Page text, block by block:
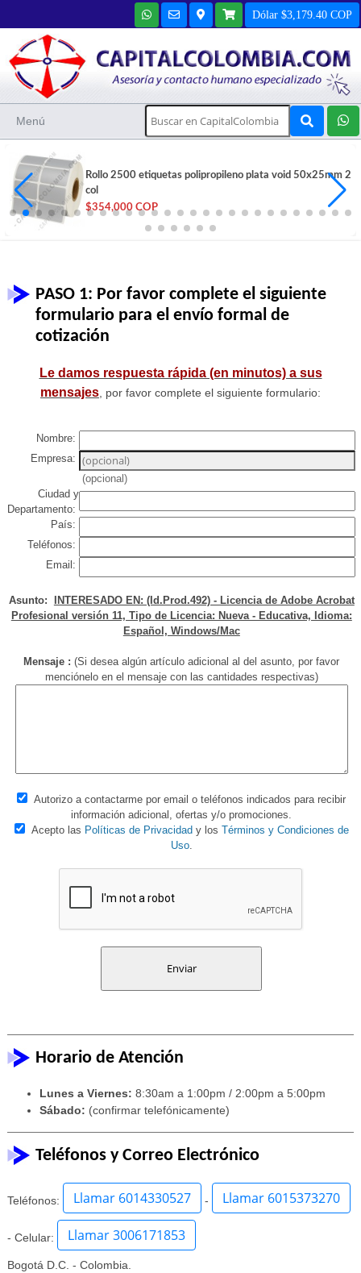
Dólar $3,179.40 COP
Menú
Rollo 2500 etiquetas polipropileno plata void 50x25mm 2
col
$354,000 COP
PASO 1: Por favor complete el siguiente
formulario para el envío formal de
cotización
Le damos respuesta rápida (en minutos) a sus
mensajes , por favor complete el siguiente formulario:
Nombre:
Empresa:
(opcional)
Ciudad y
Departamento:
País:
Teléfonos:
Email:
Asunto:
INTERESADO EN: (Id.Prod.492) - Licencia de Adobe Acrobat
Profesional versión 11, Tipo de Licencia: Nueva - Educativa, Idioma:
Español, Windows/Mac
Mensaje : (Si desea algún artículo adicional al del asunto, por favor
menciónelo en el mensaje con las cantidades respectivas)
Autorizo a contactarme por email o teléfonos indicados para recibir
información adicional, ofertas y/o promociones.
Acepto las Políticas de Privacidad y los Términos y Condiciones de
Uso.
Horario de Atención
Lunes a Viernes: 8:30am a 1:00pm / 2:00pm a 5:00pm
Sábado: (confirmar telefónicamente)
Teléfonos y Correo Electrónico
Teléfonos: Llamar 6014330527 - Llamar 6015373270
- Celular: Llamar 3006171853
Bogotá D.C. - Colombia.